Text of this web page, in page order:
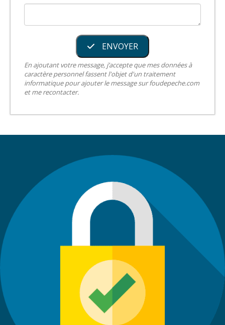
ENVOYER
En ajoutant votre message, j’accepte que mes données à
caractère personnel fassent l'objet d'un traitement
informatique pour ajouter le message sur foudepeche.com
et me recontacter.